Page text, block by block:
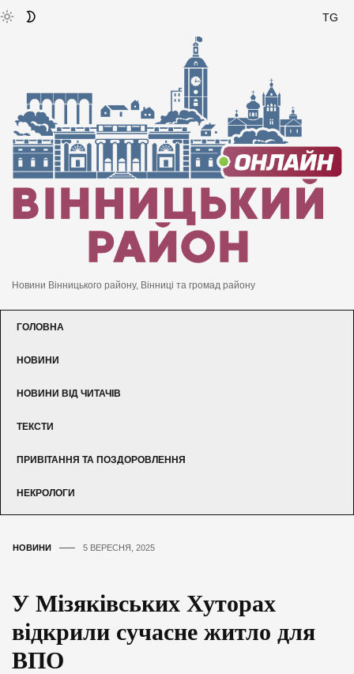
TG
Новини Вінницького району, Вінниці та громад району
ГОЛОВНА
НОВИНИ
НОВИНИ ВІД ЧИТАЧІВ
ТЕКСТИ
ПРИВІТАННЯ ТА ПОЗДОРОВЛЕННЯ
НЕКРОЛОГИ
НОВИНИ 5 ВЕРЕСНЯ, 2025
У Мізяківських Хуторах
відкрили сучасне житло для
ВПО